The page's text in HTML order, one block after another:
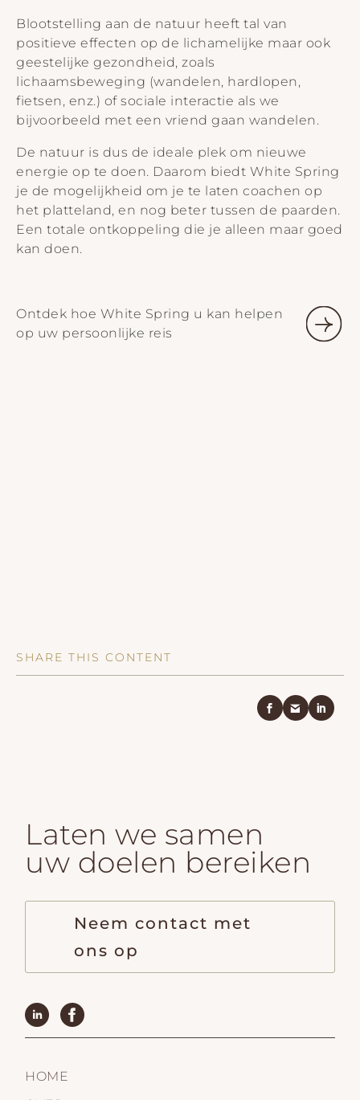
Blootstelling aan de natuur heeft tal van
positieve effecten op de lichamelijke maar ook
geestelijke gezondheid, zoals
lichaamsbeweging (wandelen, hardlopen,
fietsen, enz.) of sociale interactie als we
bijvoorbeeld met een vriend gaan wandelen.
De natuur is dus de ideale plek om nieuwe
energie op te doen. Daarom biedt White Spring
je de mogelijkheid om je te laten coachen op
het platteland, en nog beter tussen de paarden.
Een totale ontkoppeling die je alleen maar goed
kan doen.
Ontdek hoe White Spring u kan helpen
op uw persoonlijke reis
SHARE THIS CONTENT
Laten we samen
uw doelen bereiken
Neem contact met
ons op
HOME